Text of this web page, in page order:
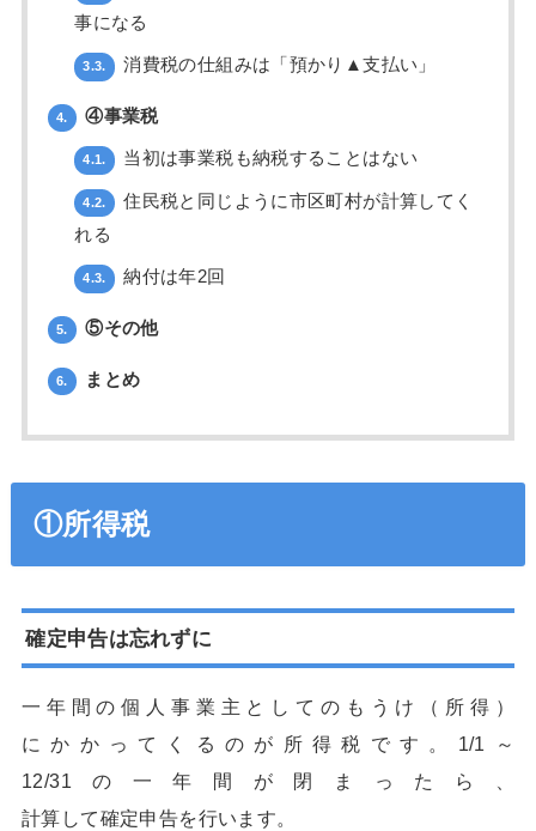
事になる
3.3. 消費税の仕組みは「預かり▲支払い」
4. ④事業税
4.1. 当初は事業税も納税することはない
4.2.
住民税と同じように市区町村が計算してく
れる
4.3. 納付は年2回
5. ⑤その他
6. まとめ
①所得税
確定申告は忘れずに
一年間の個人事業主としてのもうけ（所得）
にかかってくるのが所得税です。1/1～
12/31の一年間が閉まったら、
計算して確定申告を行います。